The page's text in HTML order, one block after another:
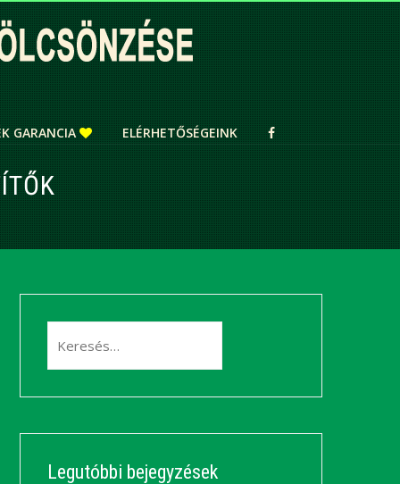
GARANCIA ELÉRHETŐSÉGEINK
Legutóbbi bejegyzések